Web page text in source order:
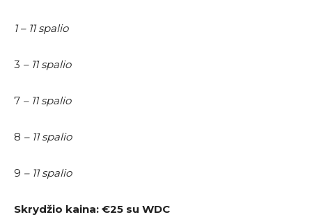
1 – 11 spalio
3 – 11 spalio
7 – 11 spalio
8 – 11 spalio
9 – 11 spalio
Skrydžio kaina: €25 su WDC